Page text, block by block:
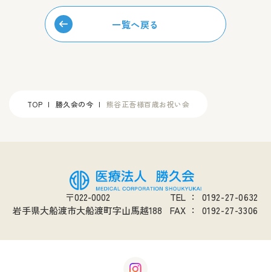
一覧へ戻る
TOP 勝久会の今 熊谷正吾様百歳お祝い会
〒022-0002
岩手県大船渡市大船渡町字山馬越188
TEL ：
0192-27-0632
FAX ： 0192-27-3306